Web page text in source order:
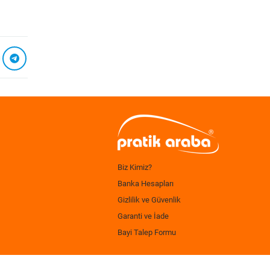
Biz Kimiz?
Banka Hesapları
Gizlilik ve Güvenlik
Garanti ve İade
Bayi Talep Formu